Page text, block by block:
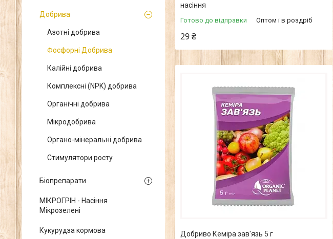
насіння
Готово до відправки Оптом і в роздріб
29 ₴
Добриво Кеміра зав'язь 5 г
Добрива
Азотні добрива
Фосфорні Добрива
Калійні добрива
Комплексні (NPK) добрива
Органічні добрива
Мікродобрива
Органо-мінеральні добрива
Стимулятори росту
Біопрепарати
МІКРОГРІН - Насіння
Мікрозелені
Кукурудза кормова